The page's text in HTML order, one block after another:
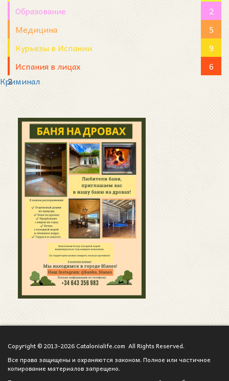
Образование
2
Медицина
5
Курьезы в Испании
9
Испания в лицах
6
Криминал
2
Copyright © 2013-2026 Catalonialife.com All Rights Reserved.
Все права защищены и охраняются законом. Полное или частичное
копирование материалов запрещено.